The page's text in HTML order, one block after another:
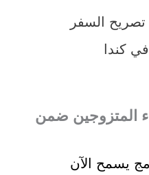
السفر
المتزوجين ضمن
يسمح الآن